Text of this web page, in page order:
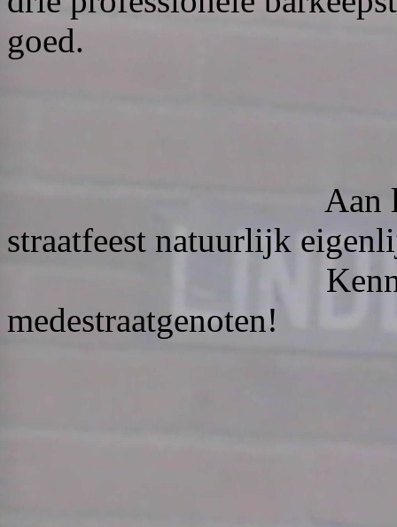
goed.
Aan lange
straatfeest natuurlijk
Kennis
medestraatgenoten!